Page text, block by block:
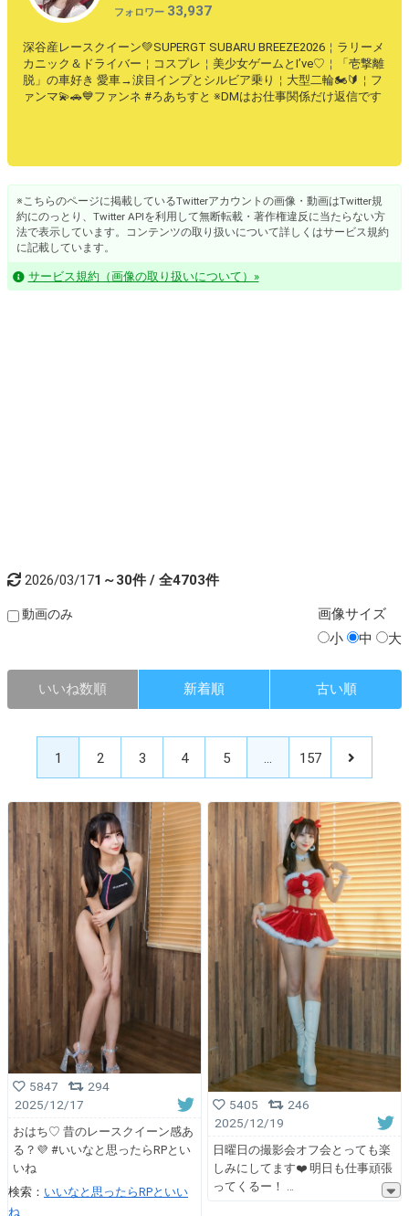
フォロワー 33,937
深谷産レースクイーン💚SUPERGT SUBARU BREEZE2026￤ラリーメ
カニック＆ドライバー￤コスプレ￤美少女ゲームとI’ve♡￤「壱撃離
脱」の車好き 愛車→涙目インプとシルビア乗り￤大型二輪🏍🔰￤フ
ァンマ💫🚗💙ファンネ #ろあちすと ※DMはお仕事関係だけ返信です
※こちらのページに掲載しているTwitterアカウントの画像・動画はTwitter規
約にのっとり、Twitter APIを利用して無断転載・著作権違反に当たらない方
法で表示しています。コンテンツの取り扱いについて詳しくはサービス規約
に記載しています。
サービス規約（画像の取り扱いについて）»
2026/03/171～30件 / 全4703件
動画のみ 画像サイズ
小
中 大
いいね数順 新着順 古い順
1 2 3 4 5 … 157
5847
294
2025/12/17
おはち♡ 昔のレースクイーン感あ
る？💜 #いいなと思ったらRPとい
いね
検索： いいなと思ったらRPといい
ね
5405
246
2025/12/19
日曜日の撮影会オフ会とっても楽
しみにしてます❤️ 明日も仕事頑張
ってくるー！